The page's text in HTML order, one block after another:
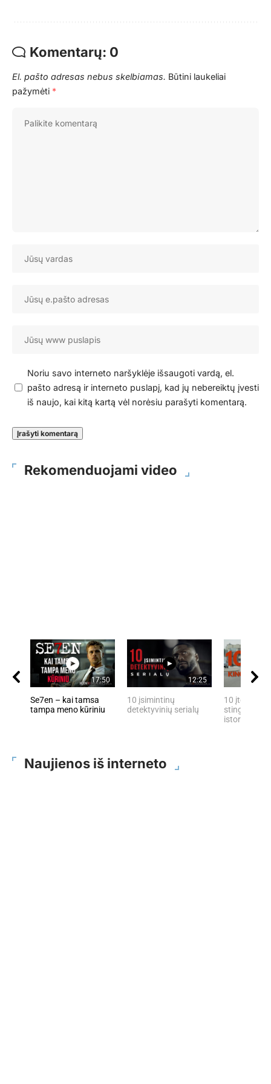
Komentarų: 0
El. pašto adresas nebus skelbiamas. Būtini laukeliai
pažymėti *
Noriu savo interneto naršyklėje išsaugoti vardą, el.
pašto adresą ir interneto puslapį, kad jų nebereiktų įvesti
iš naujo, kai kitą kartą vėl norėsiu parašyti komentarą.
Rekomenduojami video
17:50
Se7en – kai tamsa
tampa meno kūriniu
12:25
10 įsimintinų
detektyvinių serialų
10 įtemptų,
stingdančių
istorijų
Naujienos iš interneto